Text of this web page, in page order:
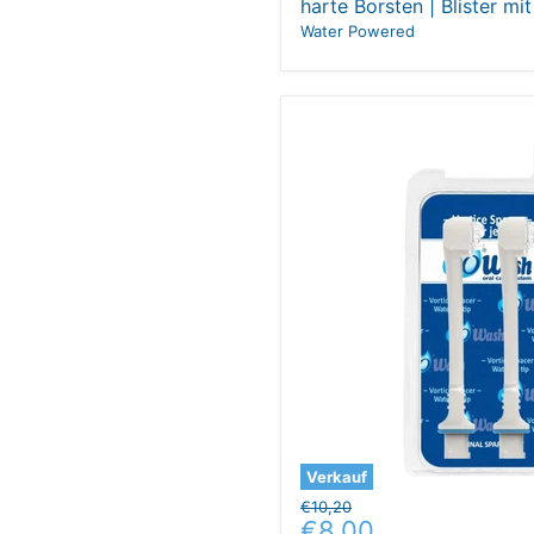
harte Borsten | Blister
Water Powered
Verkauf
Ursprünglicher
Preis
€10,20